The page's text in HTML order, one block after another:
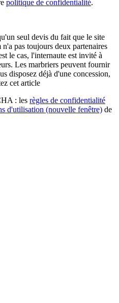
politique de confidentialité.
seul devis du fait que le site
pas toujours deux partenaires
le cas, l'internaute est invité à
Les marbriers peuvent fournir
disposez déjà d'une concession,
cet article
: les règles de confidentialité
d'utilisation (nouvelle fenêtre) de